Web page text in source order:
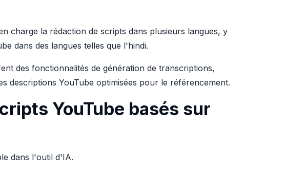
charge la rédaction de scripts dans plusieurs langues, y
dans des langues telles que l'hindi.
des fonctionnalités de génération de transcriptions,
descriptions YouTube optimisées pour le référencement.
YouTube basés sur
dans l'outil d'IA.